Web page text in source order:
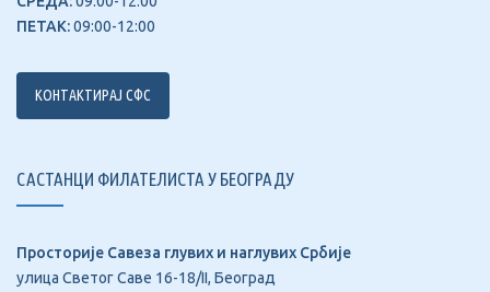
ПЕТАК:09:00-12:00
КОНТАКТИРАЈ СФС
САСТАНЦИ ФИЛАТЕЛИСТА У БЕОГРАДУ
Просторије Савеза глувих и наглувих Србије
улица Светог Саве 16-18/II, Београд